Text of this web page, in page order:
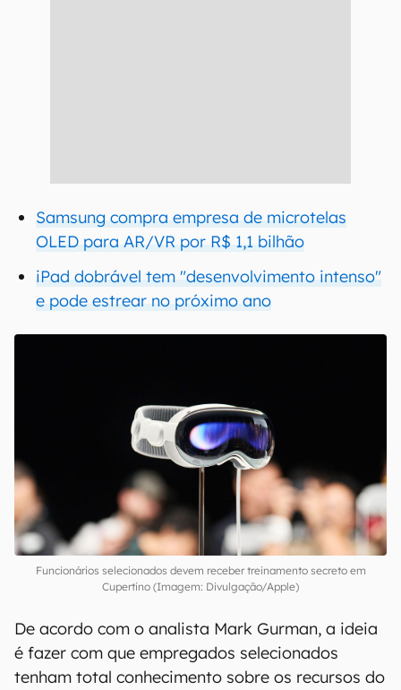
Samsung compra empresa de microtelas
OLED para AR/VR por R$ 1,1 bilhão
iPad dobrável tem "desenvolvimento intenso"
e pode estrear no próximo ano
Funcionários selecionados devem receber treinamento secreto em
Cupertino (Imagem: Divulgação/Apple)
De acordo com o analista Mark Gurman, a ideia
é fazer com que empregados selecionados
tenham total conhecimento sobre os recursos do